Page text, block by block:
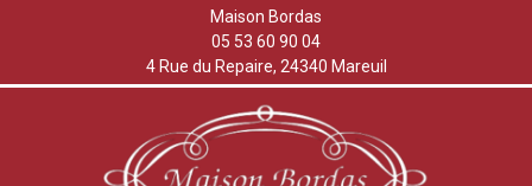
Maison Bordas
05 53 60 90 04
4 Rue du Repaire, 24340 Mareuil